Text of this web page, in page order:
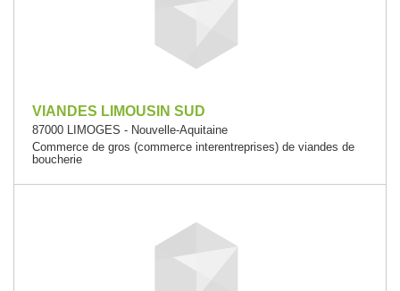
VIANDES LIMOUSIN SUD
87000 LIMOGES - Nouvelle-Aquitaine
Commerce de gros (commerce interentreprises) de viandes de
boucherie